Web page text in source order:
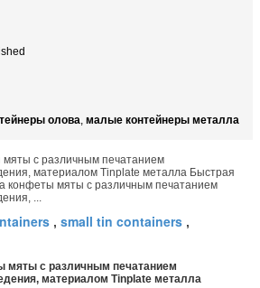
олова, малые контейнеры металла
с различным печатанием
материалом Tinplate металла Быстрая
конфеты мяты с различным печатанием
...
, small tin containers ,
мяты с различным печатанием
материалом Tinplate металла